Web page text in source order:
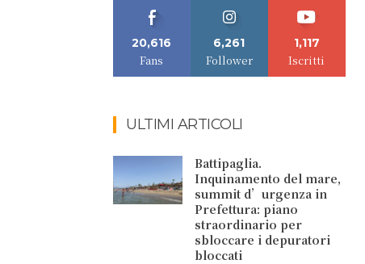
20,616
Fans
6,261
Follower
1,117
Iscritti
ULTIMI ARTICOLI
Battipaglia.
Inquinamento del mare,
summit d’urgenza in
Prefettura: piano
straordinario per
sbloccare i depuratori
bloccati